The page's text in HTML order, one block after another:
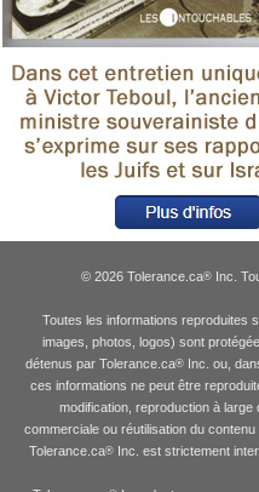
© 2026 Tolerance.ca®Inc.
Toutes les informations reproduites
images, photos, logos) sont
détenus par Tolerance.ca® Inc. ou,
ces informations ne peut être
modification, reproduction à
commerciale ou réutilisation du
Tolerance.ca® Inc. est strictement